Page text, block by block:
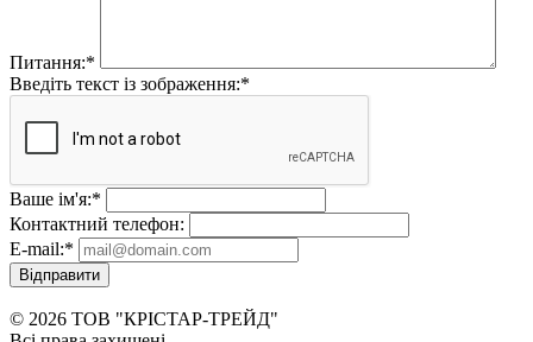
Питання:*
Введіть текст із зображення:*
Ваше ім'я:*
Контактний телефон:
E-mail:*
Відправити
© 2026 ТОВ "КРІСТАР-ТРЕЙД"